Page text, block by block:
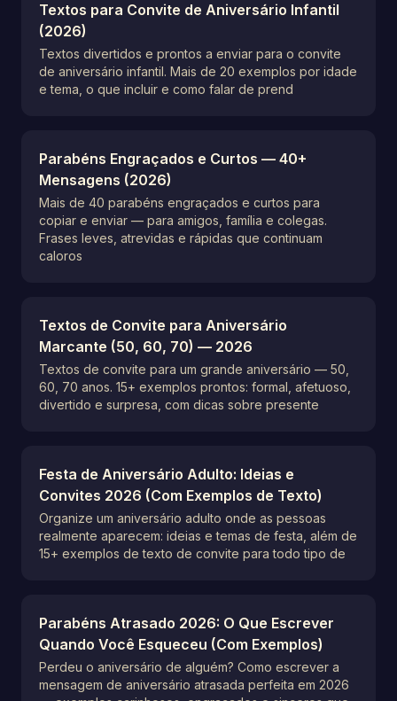
Textos para Convite de Aniversário Infantil
(2026)
Textos divertidos e prontos a enviar para o convite
de aniversário infantil. Mais de 20 exemplos por idade
e tema, o que incluir e como falar de prend
Parabéns Engraçados e Curtos — 40+
Mensagens (2026)
Mais de 40 parabéns engraçados e curtos para
copiar e enviar — para amigos, família e colegas.
Frases leves, atrevidas e rápidas que continuam
caloros
Textos de Convite para Aniversário
Marcante (50, 60, 70) — 2026
Textos de convite para um grande aniversário — 50,
60, 70 anos. 15+ exemplos prontos: formal, afetuoso,
divertido e surpresa, com dicas sobre presente
Festa de Aniversário Adulto: Ideias e
Convites 2026 (Com Exemplos de Texto)
Organize um aniversário adulto onde as pessoas
realmente aparecem: ideias e temas de festa, além de
15+ exemplos de texto de convite para todo tipo de
Parabéns Atrasado 2026: O Que Escrever
Quando Você Esqueceu (Com Exemplos)
Perdeu o aniversário de alguém? Como escrever a
mensagem de aniversário atrasada perfeita em 2026